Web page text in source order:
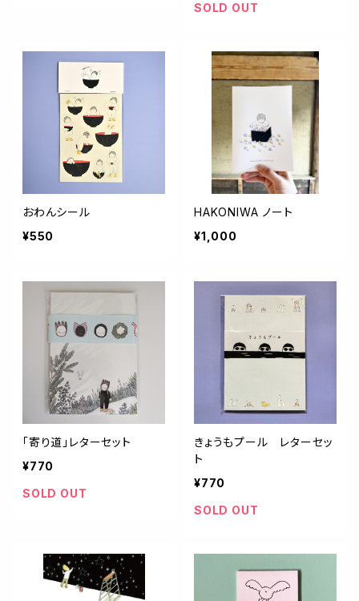
SOLD OUT
おわんシール
¥550
HAKONIWA ノート
¥1,000
「寄り道」レターセット
¥770
SOLD OUT
きょうもプール レターセッ
ト
¥770
SOLD OUT